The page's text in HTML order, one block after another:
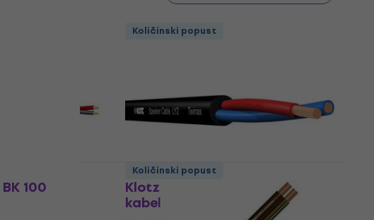
100
Količinski popust
Klotz LY225TSW Zvučnički
kabel
Količinski popust